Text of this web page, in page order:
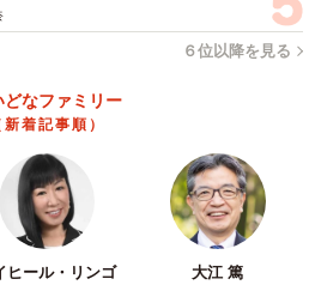
最適な一方、背丈が高く倒れや
が激減した。岡山の酒蔵が中心
、生産量は山田錦の1割にも満た
る。県外の酒蔵でも雄町を使い
酒だけが集まる雄町サミットは
が出品し、オマチストと呼ばれ
６位以降を見る
どなファミリー
新着記事順）
ヒール・リンゴ 大江 篤